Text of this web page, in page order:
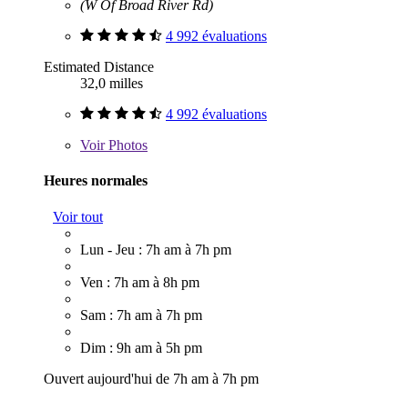
(W Of Broad River Rd)
4 992 évaluations
Estimated Distance
32,0 milles
4 992 évaluations
VoirPhotos
Heures normales
Voir tout
Lun - Jeu : 7h am à 7h pm
Ven : 7h am à 8h pm
Sam : 7h am à 7h pm
Dim : 9h am à 5h pm
Ouvert aujourd'hui de 7h am à 7h pm